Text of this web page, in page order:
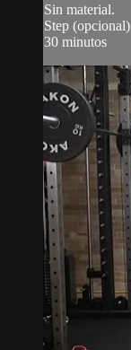
Sin material.
Step (opcional)
30 minutos